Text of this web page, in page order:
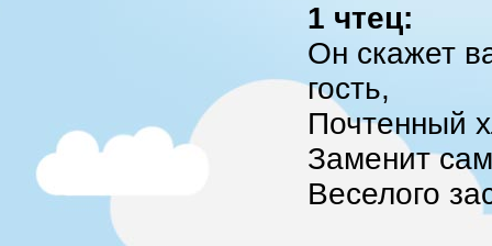
1 чтец:
Он скажет
гость,
Почтенный
Заменит
Веселого